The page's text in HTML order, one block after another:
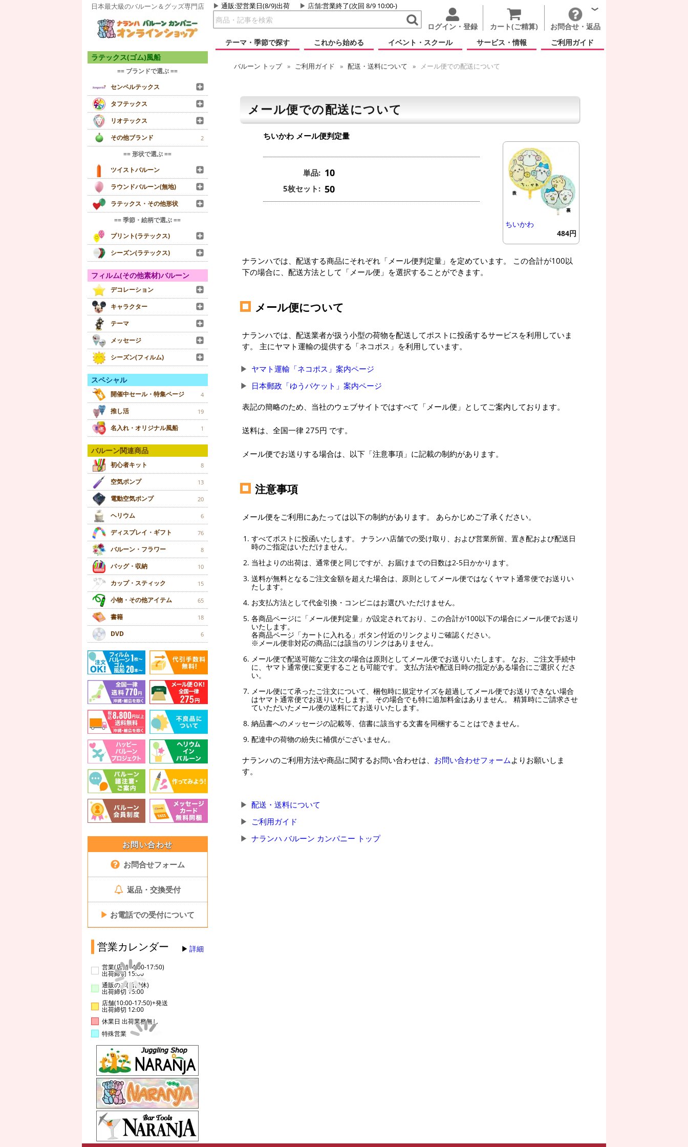
日本最大級のバルーン＆グッズ専門店 通販:翌営業日(8/9)出荷 店舗:営業終了(次回 8/9 10:00-)
ログイン・登録 カート(ご精算)
お問合せ・返品
テーマ・季節で探す
これから始める イベント・スクール サービス・情報 ご利用ガイド
ラテックス(ゴム)風船
== ブランドで選ぶ ==
センペルテックス
タフテックス
リオテックス
その他ブランド
2
== 形状で選ぶ ==
ツイストバルーン
ラウンドバルーン(無地)
ラテックス・その他形状
== 季節・絵柄で選ぶ ==
プリント(ラテックス)
シーズン(ラテックス)
フィルム(その他素材)バルーン
デコレーション
キャラクター
テーマ
メッセージ
シーズン(フィルム)
スペシャル
開催中セール・特集ページ 4
推し活 19
名入れ・オリジナル風船 1
バルーン関連商品
初心者キット 8
空気ポンプ 13
電動空気ポンプ 20
ヘリウム 6
ディスプレイ・ギフト 76
バルーン・フラワー 8
バッグ・収納 10
カップ・スティック 15
小物・その他アイテム 65
書籍 18
DVD 6
お問い合わせ
お問合せフォーム
返品・交換受付
▶ お電話での受付について
営業カレンダー 詳細
営業(店舗14:00-17:50)
出荷締切 15:00
通販のみ(店舗休)
出荷締切 15:00
店舗(10:00-17:50)+発送
出荷締切 12:00
休業日 出荷業務無し
特殊営業
バルーン トップ ご利用ガイド 配送・送料について メール便での配送について
メール便での配送について
ちいかわ メール便判定量
単品: 10
5枚セット: 50
ちいかわ
484円
ナランハでは、配送する商品にそれぞれ「メール便判定量」を定めています。 この合計が100以
下の場合に、配送方法として「メール便」を選択することができます。
メール便について
ナランハでは、配送業者が扱う小型の荷物を配送してポストに投函するサービスを利用していま
す。 主にヤマト運輸の提供する「ネコポス」を利用しています。
ヤマト運輸「ネコポス」案内ページ
日本郵政「ゆうパケット」案内ページ
表記の簡略のため、当社のウェブサイトではすべて「メール便」としてご案内しております。
送料は、全国一律 275円 です。
メール便でお送りする場合は、以下「注意事項」に記載の制約があります。
注意事項
メール便をご利用にあたっては以下の制約があります。 あらかじめご了承ください。
すべてポストに投函いたします。 ナランハ店舗での受け取り、および営業所留、置き配および配送日
時のご指定はいただけません。
当社よりの出荷は、通常便と同じですが、お届けまでの日数は2-5日かかります。
送料が無料となるご注文金額を超えた場合は、原則としてメール便ではなくヤマト通常便でお送りい
たします。
お支払方法として代金引換・コンビニはお選びいただけません。
各商品ページに「メール便判定量」が設定されており、この合計が100以下の場合にメール便でお送り
いたします。
各商品ページ「カートに入れる」ボタン付近のリンクよりご確認ください。
※メール便非対応の商品には該当のリンクはありません。
メール便で配送可能なご注文の場合は原則としてメール便でお送りいたします。 なお、ご注文手続中
に、ヤマト通常便に変更することも可能です。 支払方法や配送日時の指定がある場合にご選択くださ
い。
メール便にて承ったご注文について、梱包時に規定サイズを超過してメール便でお送りできない場合
はヤマト通常便でお送りいたします。 その場合でも特に追加料金はありません。 精算時にご請求させ
ていただいたメール便の送料にてお送りいたします。
納品書へのメッセージの記載等、信書に該当する文書を同梱することはできません。
配達中の荷物の紛失に補償がございません。
ナランハのご利用方法や商品に関するお問い合わせは、 お問い合わせフォームよりお願いしま
す。
配送・送料について
ご利用ガイド
ナランハ バルーン カンパニー トップ